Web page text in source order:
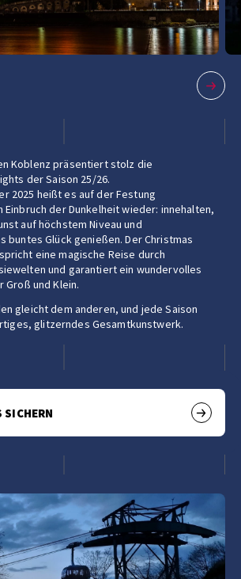
Koblenz präsentiert stolz die
der Saison 25/26.
2025 heißt es auf der Festung
Einbruch der Dunkelheit wieder: innehalten,
auf höchstem Niveau und
buntes Glück genießen. Der Christmas
eine magische Reise durch
und garantiert ein wundervolles
Groß und Klein.
gleicht dem anderen, und jede Saison
glitzerndes Gesamtkunstwerk.